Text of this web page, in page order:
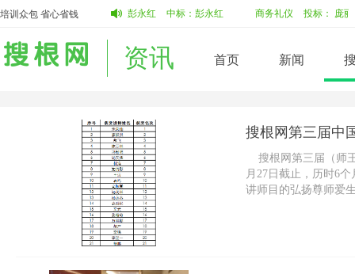
培训众包 省心省钱
转变为职场人 投标： 彭永红 中标：彭永红 商务礼仪 投标：庞丽 澜
资讯 首页 新闻
搜根网第三届中
搜根网第三届（师
月27日截止，历时6
讲师目的弘扬尊师爱